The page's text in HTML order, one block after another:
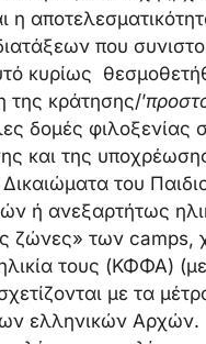
η
που
κυρίως
κράτησης/’
δομές
και της
του
ή ανεξαρτήτως
ζώνες» των camps,
τους (ΚΦΦΑ)
σχετίζονται με τα
ελληνικών Αρχών.